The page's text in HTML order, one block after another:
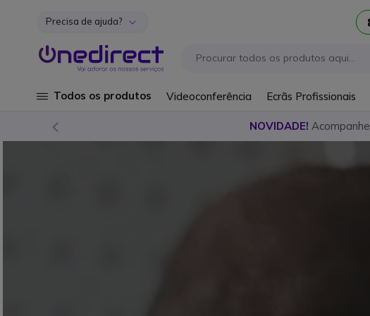
Ir para o Conteúdo
Precisa de ajuda?
Todos os produtos Videoconferência Ecrãs Profissionais
NOVIDADE!